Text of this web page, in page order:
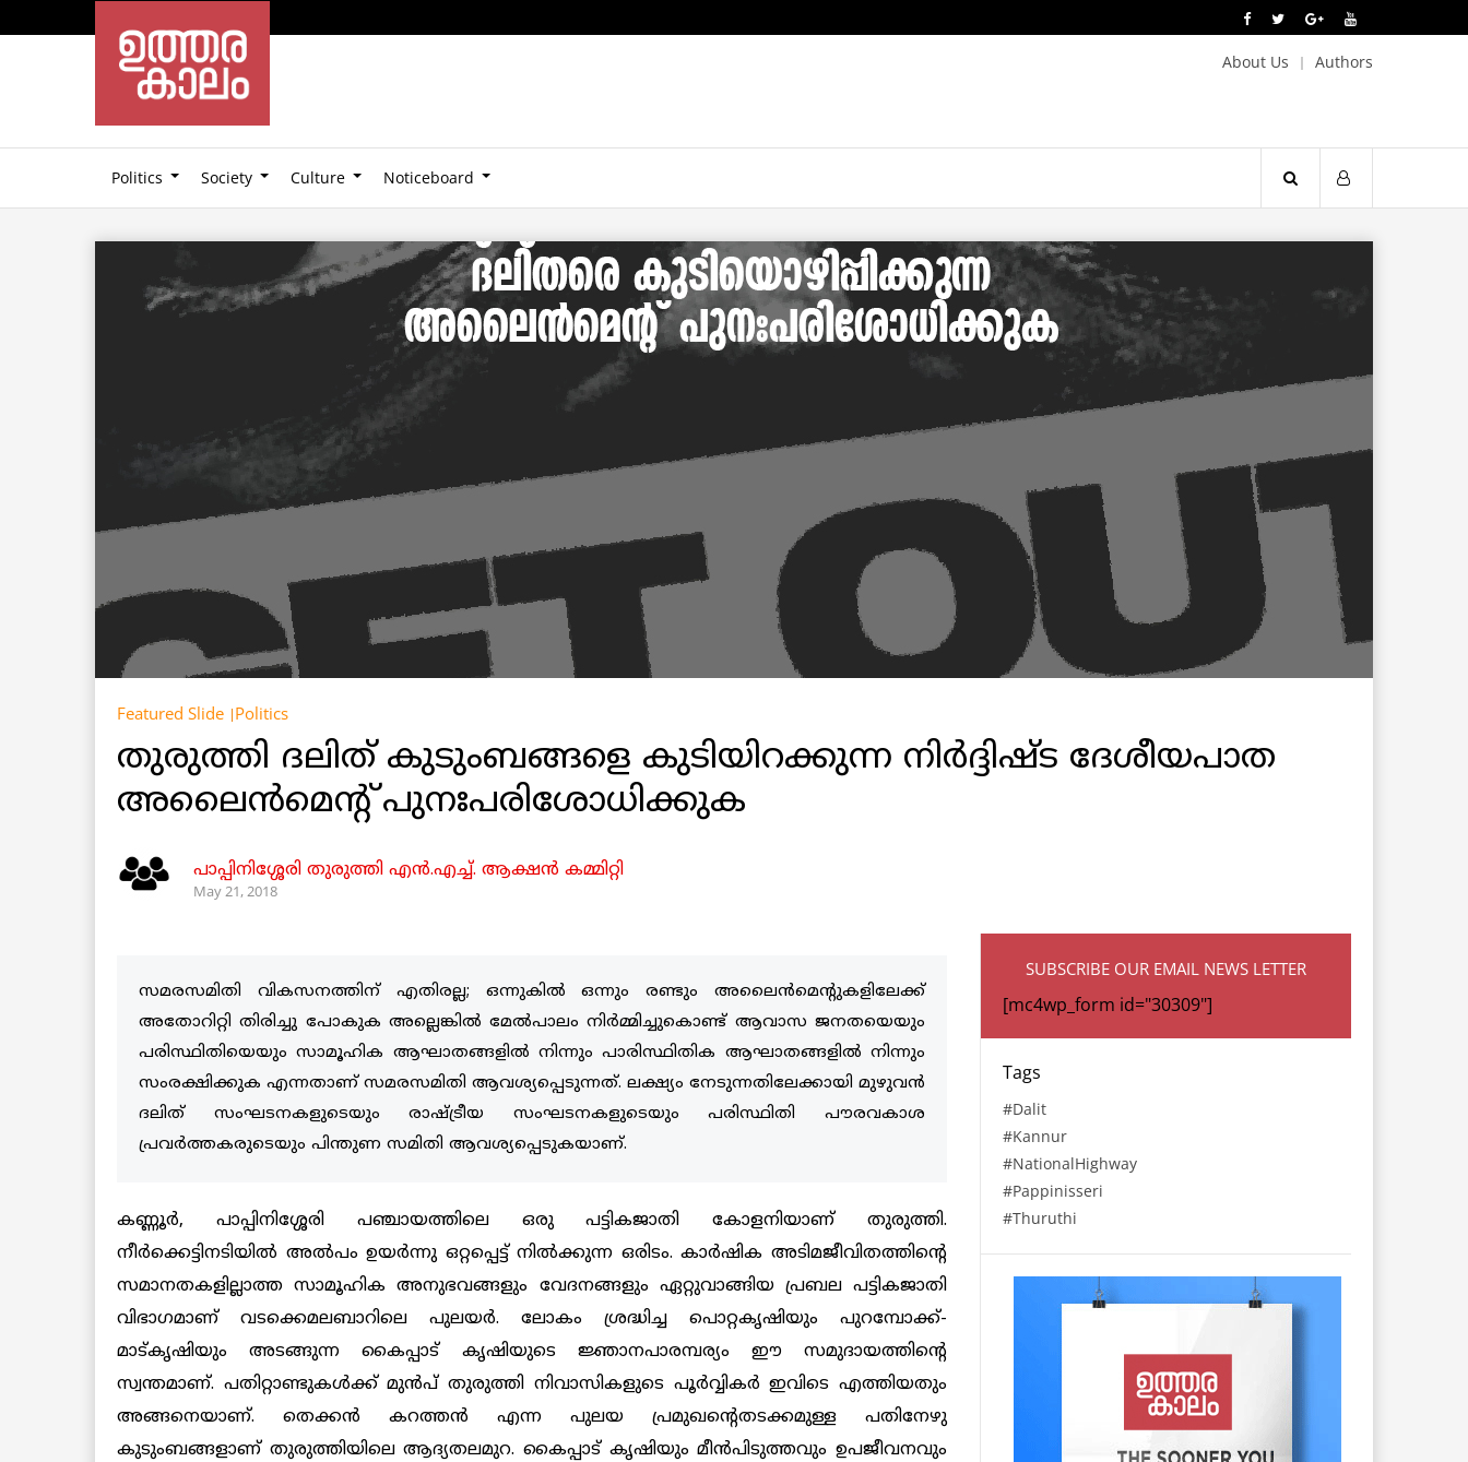
About Us Authors
Politics Society Culture Noticeboard
Featured Slide Politics
തുരുത്തി ദലിത് കുടുംബങ്ങളെ കുടിയിറക്കുന്ന നിര്‍ദ്ദിഷ്ട ദേശീയപാത
അലൈന്‍മെന്റ് പുനഃപരിശോധിക്കുക
പാപ്പിനിശ്ശേരി തുരുത്തി എന്‍.എച്ച്. ആക്ഷന്‍ കമ്മിറ്റി
May 21, 2018
സമരസമിതി വികസനത്തിന് എതിരല്ല; ഒന്നുകില്‍ ഒന്നും രണ്ടും അലൈന്‍മെന്റുകളിലേക്ക്
അതോറിറ്റി തിരിച്ചു പോകുക അല്ലെങ്കില്‍ മേല്‍പാലം നിര്‍മ്മിച്ചുകൊണ്ട് ആവാസ ജനതയെയും
പരിസ്ഥിതിയെയും സാമൂഹിക ആഘാതങ്ങളില്‍ നിന്നും പാരിസ്ഥിതിക ആഘാതങ്ങളില്‍ നിന്നും
സംരക്ഷിക്കുക എന്നതാണ് സമരസമിതി ആവശ്യപ്പെടുന്നത്. ലക്ഷ്യം നേടുന്നതിലേക്കായി മുഴുവന്‍
ദലിത് സംഘടനകളുടെയും രാഷ്ട്രീയ സംഘടനകളുടെയും പരിസ്ഥിതി പൗരവകാശ
പ്രവര്‍ത്തകരുടെയും പിന്തുണ സമിതി ആവശ്യപ്പെടുകയാണ്.
കണ്ണൂര്‍, പാപ്പിനിശ്ശേരി പഞ്ചായത്തിലെ ഒരു പട്ടികജാതി കോളനിയാണ് തുരുത്തി.
നീര്‍ക്കെട്ടിനടിയില്‍ അല്‍പം ഉയര്‍ന്നു ഒറ്റപ്പെട്ട് നില്‍ക്കുന്ന ഒരിടം. കാര്‍ഷിക അടിമജീവിതത്തിന്റെ
സമാനതകളില്ലാത്ത സാമൂഹിക അനുഭവങ്ങളും വേദനങ്ങളും ഏറ്റുവാങ്ങിയ പ്രബല പട്ടികജാതി
വിഭാഗമാണ് വടക്കെമലബാറിലെ പുലയര്‍. ലോകം ശ്രദ്ധിച്ച പൊറ്റകൃഷിയും പുറമ്പോക്ക്-
മാട്കൃഷിയും അടങ്ങുന്ന കൈപ്പാട് കൃഷിയുടെ ജ്ഞാനപാരമ്പര്യം ഈ സമുദായത്തിന്റെ
സ്വന്തമാണ്. പതിറ്റാണ്ടുകള്‍ക്ക് മുന്‍പ് തുരുത്തി നിവാസികളുടെ പൂര്‍വ്വികര്‍ ഇവിടെ എത്തിയതും
അങ്ങനെയാണ്. തെക്കന്‍ കറത്തന്‍ എന്ന പുലയ പ്രമുഖന്റെതടക്കമുള്ള പതിനേഴു
കുടുംബങ്ങളാണ് തുരുത്തിയിലെ ആദ്യതലമുറ. കൈപ്പാട് കൃഷിയും മീന്‍പിടുത്തവും ഉപജീവനവും
SUBSCRIBE OUR EMAIL NEWS LETTER
[mc4wp_form id="30309"]
Tags
Dalit
Kannur
NationalHighway
Pappinisseri
Thuruthi